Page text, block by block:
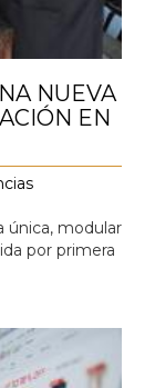
NUEVA
EN
única, modular
por primera